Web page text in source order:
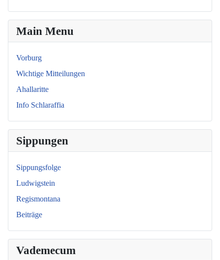
Main Menu
Vorburg
Wichtige Mitteilungen
Ahallaritte
Info Schlaraffia
Sippungen
Sippungsfolge
Ludwigstein
Regismontana
Beiträge
Vademecum